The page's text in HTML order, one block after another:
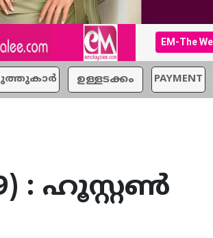
EM-The
ഉള്ളടക്കം PAYMENT
: ഹൂസ്റ്റൺ